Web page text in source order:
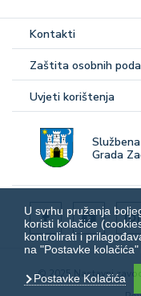
Kontakti
Zaštita osobnih
Uvjeti korištenja
Grada
© 2025 Nastavni
U svrhu pružanja
koristi kolačiće
kontrolirati i
na "Postavke
Postavke Kolačića